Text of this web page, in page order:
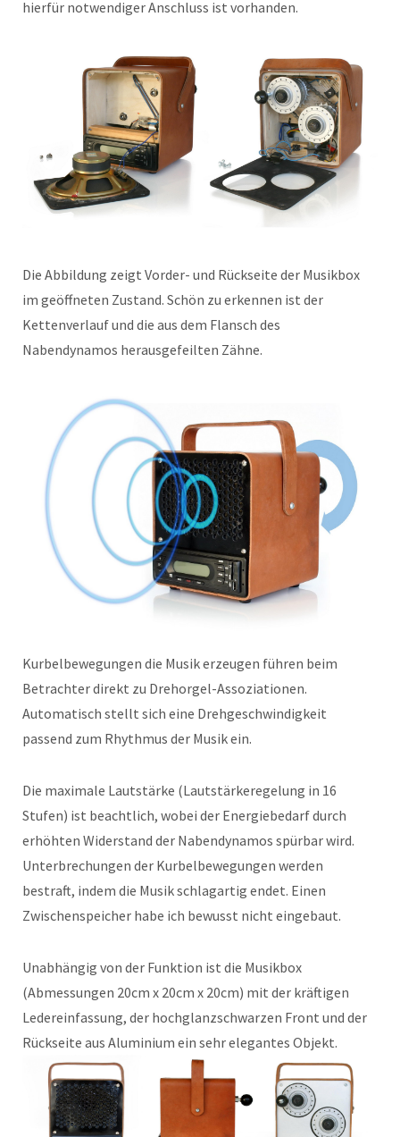
hierfür notwendiger Anschluss ist vorhanden.
Die Abbildung zeigt Vorder- und Rückseite der Musikbox
im geöffneten Zustand. Schön zu erkennen ist der
Kettenverlauf und die aus dem Flansch des
Nabendynamos herausgefeilten Zähne.
Kurbelbewegungen die Musik erzeugen führen beim
Betrachter direkt zu Drehorgel-Assoziationen.
Automatisch stellt sich eine Drehgeschwindigkeit
passend zum Rhythmus der Musik ein.
Die maximale Lautstärke (Lautstärkeregelung in 16
Stufen) ist beachtlich, wobei der Energiebedarf durch
erhöhten Widerstand der Nabendynamos spürbar wird.
Unterbrechungen der Kurbelbewegungen werden
bestraft, indem die Musik schlagartig endet. Einen
Zwischenspeicher habe ich bewusst nicht eingebaut.
Unabhängig von der Funktion ist die Musikbox
(Abmessungen 20cm x 20cm x 20cm) mit der kräftigen
Ledereinfassung, der hochglanzschwarzen Front und der
Rückseite aus Aluminium ein sehr elegantes Objekt.